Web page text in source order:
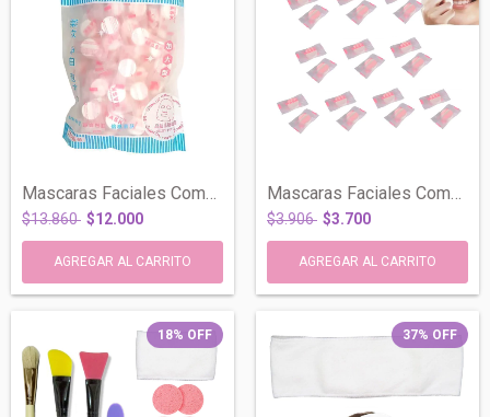
Mascaras Faciales Comprimidas Descartabl...
$13.860 $12.000
Mascaras Faciales Comprimidas Descartabl...
$3.906 $3.700
18% OFF 37% OFF